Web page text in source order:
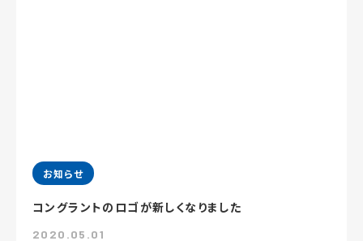
お知らせ
コングラントのロゴが新しくなりました
2020.05.01